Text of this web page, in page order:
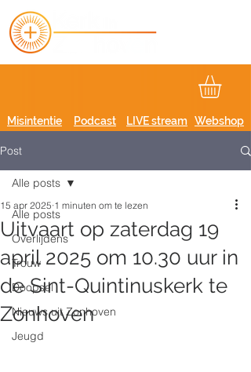
Podcast
Misintentie LIVE stream Webshop
Post
Alle posts
Overlijdens
Trouw
Doopsel
Nieuws uit Zonhoven
Jeugd
Alle posts
Uitvaart op zaterdag 19
april 2025 om 10.30 uur in
de Sint-Quintinuskerk te
Zonhoven
15 apr 2025 1 minuten om te lezen